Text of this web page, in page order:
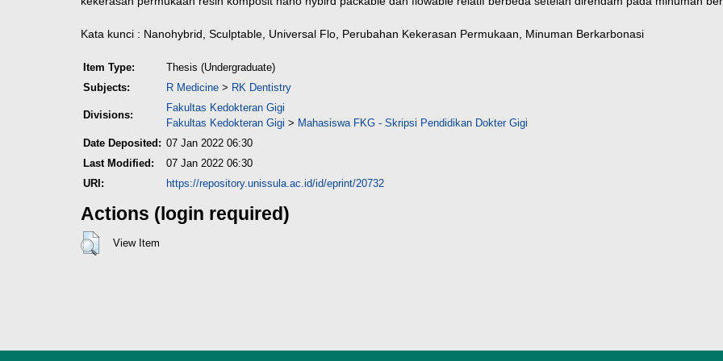
Kata kunci : Nanohybrid, Sculptable, Universal Flo, Perubahan Kekerasan Permukaan, Minuman Berkarbonasi
Item Type:
Thesis (Undergraduate)
Subjects:
R Medicine > RK Dentistry
Divisions:
Fakultas Kedokteran Gigi
Fakultas Kedokteran Gigi > Mahasiswa FKG - Skripsi Pendidikan Dokter Gigi
Date Deposited: 07 Jan 2022 06:30
Last Modified:
07 Jan 2022 06:30
URI:
https://repository.unissula.ac.id/id/eprint/20732
Actions (login required)
View Item